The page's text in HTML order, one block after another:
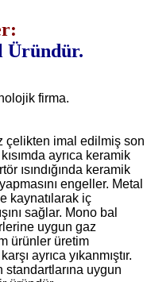
Üründür.
firma.
çelikten imal edilmiş son
ayrıca keramik
ısındığında keramik
engeller. Metal
kaynatılarak iç
sağlar. Mono bal
uygun gaz
ürünler üretim
ayrıca yıkanmıştır.
standartlarına uygun